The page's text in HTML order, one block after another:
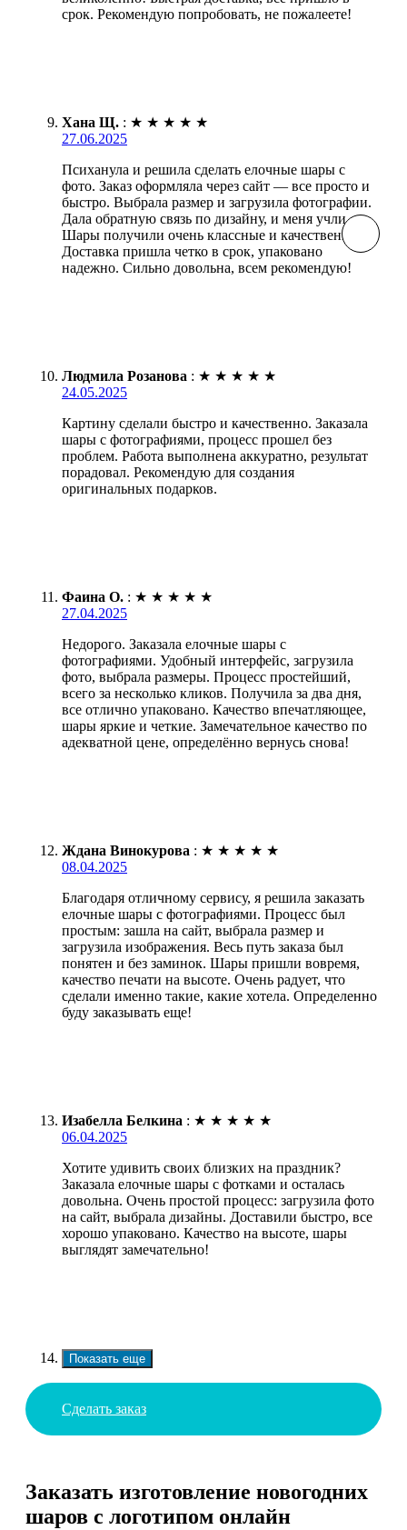
срок. Рекомендую попробовать, не пожалеете!
Хана Щ. : ★ ★ ★ ★ ★
27.06.2025
Психанула и решила сделать елочные шары с
фото. Заказ оформляла через сайт — все просто и
быстро. Выбрала размер и загрузила фотографии.
Дала обратную связь по дизайну, и меня учли.
Шары получили очень классные и качественные.
Доставка пришла четко в срок, упаковано
надежно. Сильно довольна, всем рекомендую!
Людмила Розанова : ★ ★ ★ ★ ★
24.05.2025
Картину сделали быстро и качественно. Заказала
шары с фотографиями, процесс прошел без
проблем. Работа выполнена аккуратно, результат
порадовал. Рекомендую для создания
оригинальных подарков.
Фаина О. : ★ ★ ★ ★ ★
27.04.2025
Недорого. Заказала елочные шары с
фотографиями. Удобный интерфейс, загрузила
фото, выбрала размеры. Процесс простейший,
всего за несколько кликов. Получила за два дня,
все отлично упаковано. Качество впечатляющее,
шары яркие и четкие. Замечательное качество по
адекватной цене, определённо вернусь снова!
Ждана Винокурова : ★ ★ ★ ★ ★
08.04.2025
Благодаря отличному сервису, я решила заказать
елочные шары с фотографиями. Процесс был
простым: зашла на сайт, выбрала размер и
загрузила изображения. Весь путь заказа был
понятен и без заминок. Шары пришли вовремя,
качество печати на высоте. Очень радует, что
сделали именно такие, какие хотела. Определенно
буду заказывать еще!
Изабелла Белкина : ★ ★ ★ ★ ★
06.04.2025
Хотите удивить своих близких на праздник?
Заказала елочные шары с фотками и осталась
довольна. Очень простой процесс: загрузила фото
на сайт, выбрала дизайны. Доставили быстро, все
хорошо упаковано. Качество на высоте, шары
выглядят замечательно!
Показать еще
Сделать заказ
Заказать изготовление новогодних
шаров с логотипом онлайн